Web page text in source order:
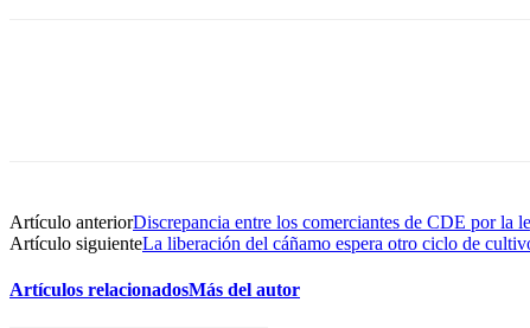
Artículo anteriorDiscrepancia entre los comerciantes de CDE por la
Artículo siguienteLa liberación del cáñamo espera otro ciclo de
Artículos relacionadosMás del autor